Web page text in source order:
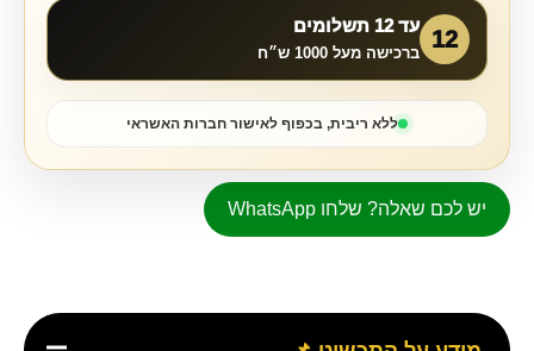
12
עד 12 תשלומים
ברכישה מעל 1000 ש״ח
ללא ריבית, בכפוף לאישור חברות האשראי
יש לכם שאלה? שלחו WhatsApp